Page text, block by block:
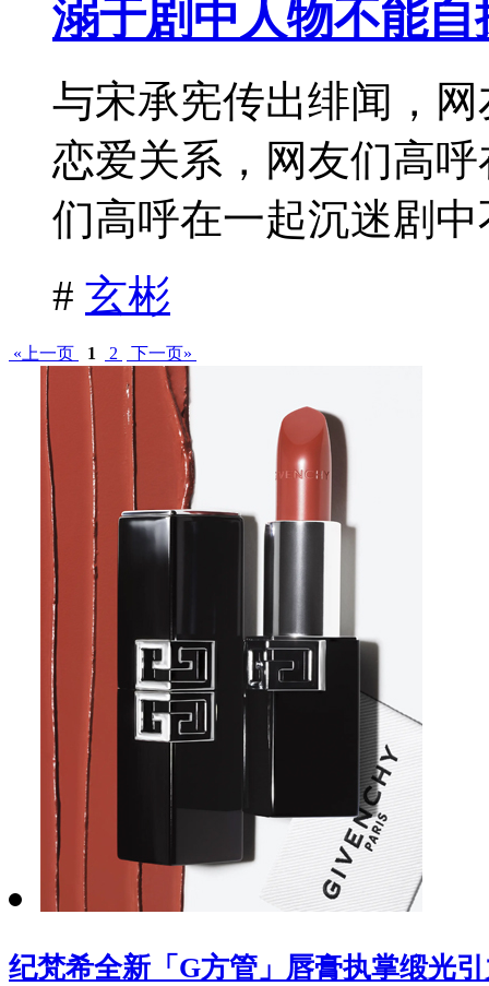
溺于剧中人物不能自
与宋承宪传出绯闻，
恋爱关系，网友们高
们高呼在一起沉迷剧中
# 玄彬
«上一页 1 2 下一页»
纪梵希全新「G方管」唇膏执掌缎光